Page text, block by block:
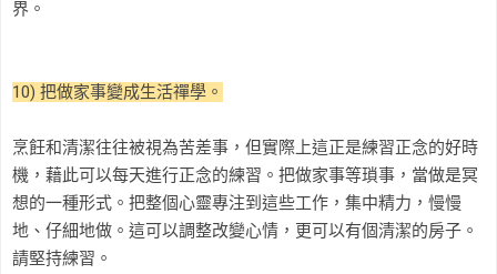
界。
10) 把做家事變成生活禪學。
烹飪和清潔往往被視為苦差事，但實際上這正是練習正念的好時
機，藉此可以每天進行正念的練習。把做家事等瑣事，當做是冥
想的一種形式。把整個心靈專注到這些工作，集中精力，慢慢
地、仔細地做。這可以調整改變心情，更可以有個清潔的房子。
請堅持練習。